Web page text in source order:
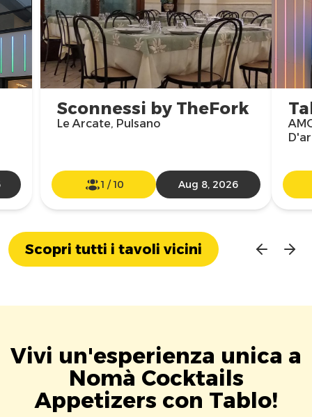
Sconnessi by TheFork
Le Arcate, Pulsano
1 /10 Aug 8, 2026
Scopri tutti i tavoli vicini
Vivi un'esperienza unica a
Nomà Cocktails
Appetizers con Tablo!